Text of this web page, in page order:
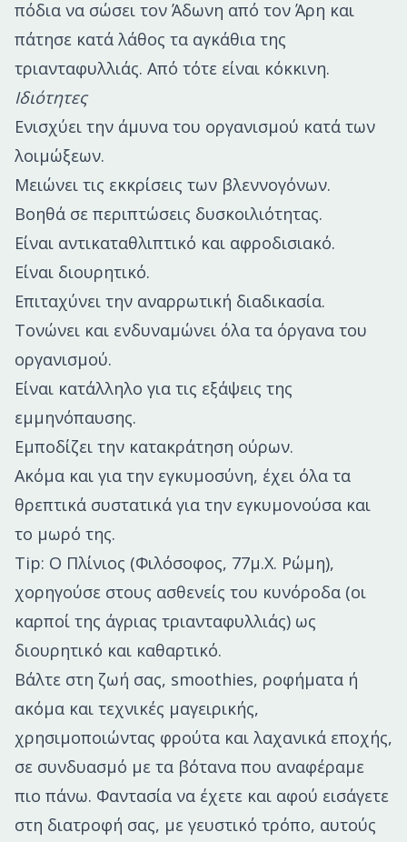
πόδια να σώσει τον Άδωνη από τον Άρη και
πάτησε κατά λάθος τα αγκάθια της
τριανταφυλλιάς. Από τότε είναι κόκκινη.
Ιδιότητες
Ενισχύει την άμυνα του οργανισμού κατά των
λοιμώξεων.
Μειώνει τις εκκρίσεις των βλεννογόνων.
Βοηθά σε περιπτώσεις δυσκοιλιότητας.
Είναι αντικαταθλιπτικό και αφροδισιακό.
Είναι διουρητικό.
Επιταχύνει την αναρρωτική διαδικασία.
Τονώνει και ενδυναμώνει όλα τα όργανα του
οργανισμού.
Είναι κατάλληλο για τις εξάψεις της
εμμηνόπαυσης.
Εμποδίζει την κατακράτηση ούρων.
Ακόμα και για την εγκυμοσύνη, έχει όλα τα
θρεπτικά συστατικά για την εγκυμονούσα και
το μωρό της.
Tip: O Πλίνιος (Φιλόσοφος, 77μ.Χ. Ρώμη),
χορηγούσε στους ασθενείς του κυνόροδα (οι
καρποί της άγριας τριανταφυλλιάς) ως
διουρητικό και καθαρτικό.
Βάλτε στη ζωή σας, smoothies, ροφήματα ή
ακόμα και τεχνικές μαγειρικής,
χρησιμοποιώντας φρούτα και λαχανικά εποχής,
σε συνδυασμό με τα βότανα που αναφέραμε
πιο πάνω. Φαντασία να έχετε και αφού εισάγετε
στη διατροφή σας, με γευστικό τρόπο, αυτούς